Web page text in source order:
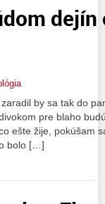
by sa tak do
pre blaho
ešte žije, pokúšam
bolo […]